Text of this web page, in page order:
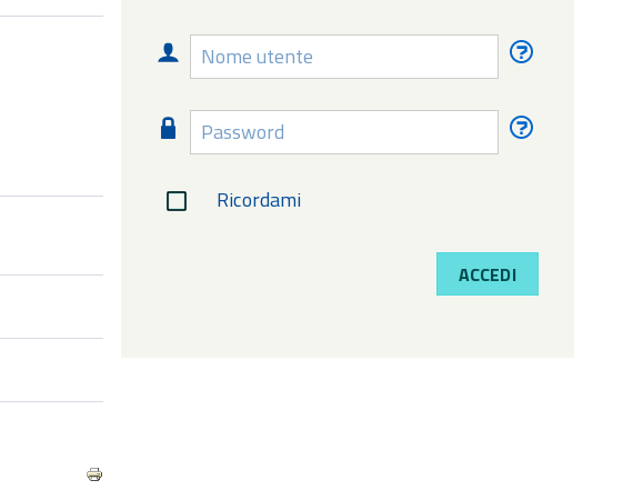
Nome
utente
Nome
utente
Password
Password
Ricordami
ACCEDI